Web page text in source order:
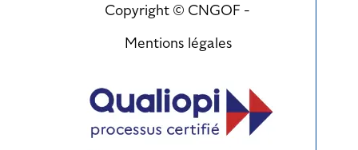
Copyright © CNGOF -
Mentions légales